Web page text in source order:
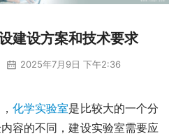
建设方案和技术要求
2025年7月9日 下午2:36
化学实验室是比较大的一个分
容的不同，建设实验室需要应